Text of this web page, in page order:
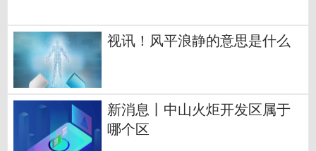
视讯！风平浪静的意思是什么
新消息丨中山火炬开发区属于
哪个区